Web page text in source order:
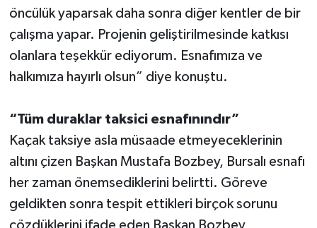
öncülük yaparsak daha sonra diğer kentler de bir
çalışma yapar. Projenin geliştirilmesinde katkısı
olanlara teşekkür ediyorum. Esnafımıza ve
halkımıza hayırlı olsun” diye konuştu.
“Tüm duraklar taksici esnafınındır”
Kaçak taksiye asla müsaade etmeyeceklerinin
altını çizen Başkan Mustafa Bozbey, Bursalı esnafı
her zaman önemsediklerini belirtti. Göreve
geldikten sonra tespit ettikleri birçok sorunu
çözdüklerini ifade eden Başkan Bozbey,